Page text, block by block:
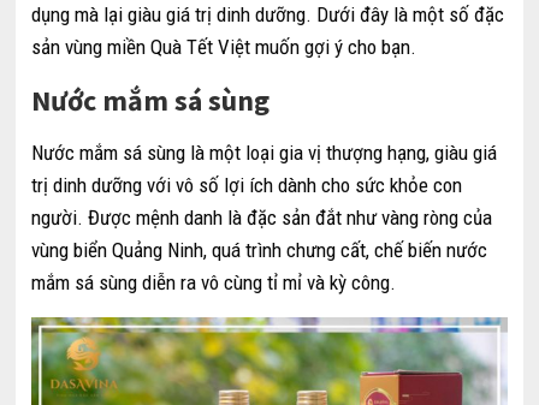
dụng mà lại giàu giá trị dinh dưỡng. Dưới đây là một số đặc
sản vùng miền Quà Tết Việt muốn gợi ý cho bạn.
Nước mắm sá sùng
Nước mắm sá sùng là một loại gia vị thượng hạng, giàu giá
trị dinh dưỡng với vô số lợi ích dành cho sức khỏe con
người. Được mệnh danh là đặc sản đắt như vàng ròng của
vùng biển Quảng Ninh, quá trình chưng cất, chế biến nước
mắm sá sùng diễn ra vô cùng tỉ mỉ và kỳ công.